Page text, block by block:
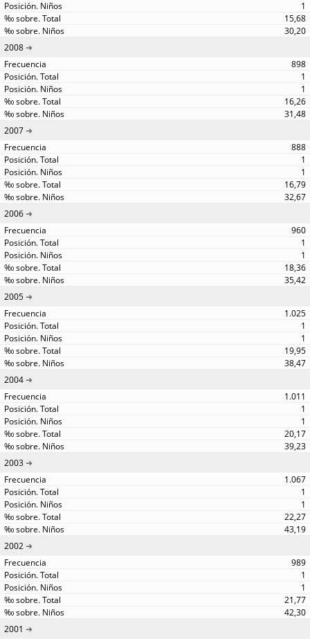
1
15,68
30,20
2008
898
1
1
16,26
31,48
2007
888
1
1
16,79
32,67
2006
960
1
1
18,36
35,42
2005
1.025
1
1
19,95
38,47
2004
1.011
1
1
20,17
39,23
2003
1.067
1
1
22,27
43,19
2002
989
1
1
21,77
42,30
2001